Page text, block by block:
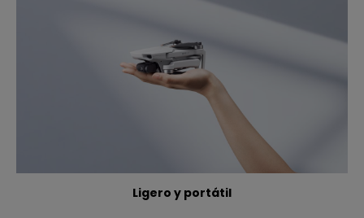
Ligero y portátil